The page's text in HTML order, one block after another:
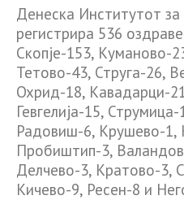
Денеска Институтот за
регистрира 536
Скопје-153, Куманово-
Тетово-43, Струга-26,
Охрид-18, Кавадарци-
Гевгелија-15,
Радовиш-6, Крушево-1,
Пробиштип-3,
Делчево-3, Кратово-3,
Кичево-9, Ресен-8 и